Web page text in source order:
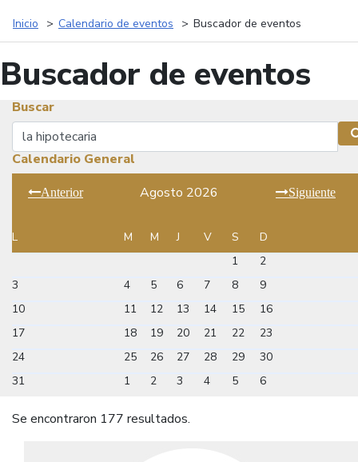
Inicio Calendario de eventos Buscador de eventos
Buscador de eventos
Buscar
Buscar
Calendario General
Anterior Agosto 2026 Siguiente
L M M J V S
D
1
2
3
4 5 6 7 8
9
10
11 12 13 14 15
16
17
18 19 20 21 22
23
24
25 26 27 28 29
30
31
1 2 3 4 5 6
Se encontraron 177 resultados.